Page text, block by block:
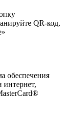
QR-код,
обеспечения
интернет,